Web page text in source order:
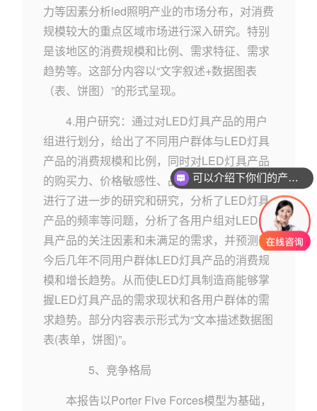
力等因素分析led照明产业的市场分布，对消费
规模较大的重点区域市场进行深入研究。特别
是该地区的消费规模和比例、需求特征、需求
趋势等。这部分内容以“文字叙述+数据图表
（表、饼图）”的形式呈现。
4.用户研究：通过对LED灯具产品的用户
组进行划分，给出了不同用户群体与LED灯具
产品的消费规模和比例，同时对LED灯具产品
的购买力、价格敏感性、品牌偏好和购买渠道
进行了进一步的研究和研究，分析了LED灯具
产品的频率等问题，分析了各用户组对LED灯
具产品的关注因素和未满足的需求，并预测了
今后几年不同用户群体LED灯具产品的消费规
模和增长趋势。从而使LED灯具制造商能够掌
握LED灯具产品的需求现状和各用户群体的需
求趋势。部分内容表示形式为“文本描述数据图
表(表单，饼图)”。
5、竞争格局
本报告以Porter Five Forces模型为基础，
可以介绍下你们的产品么？